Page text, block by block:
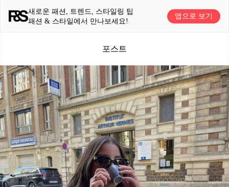
새로운 패션, 트렌드, 스타일링 팁
패션 & 스타일에서 만나보세요!
앱으로 보기
포스트